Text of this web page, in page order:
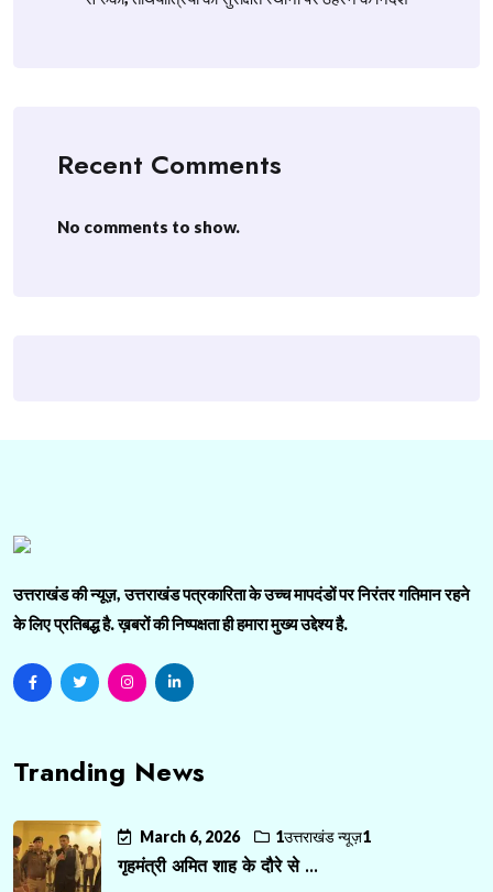
Recent Comments
No comments to show.
उत्तराखंड की न्यूज़, उत्तराखंड पत्रकारिता के उच्च मापदंडों पर निरंतर गतिमान रहने
के लिए प्रतिबद्ध है. ख़बरों की निष्पक्षता ही हमारा मुख्य उद्देश्य है.
Tranding News
March 6, 2026 1उत्तराखंड न्यूज़1
गृहमंत्री अमित शाह के दौरे से ...